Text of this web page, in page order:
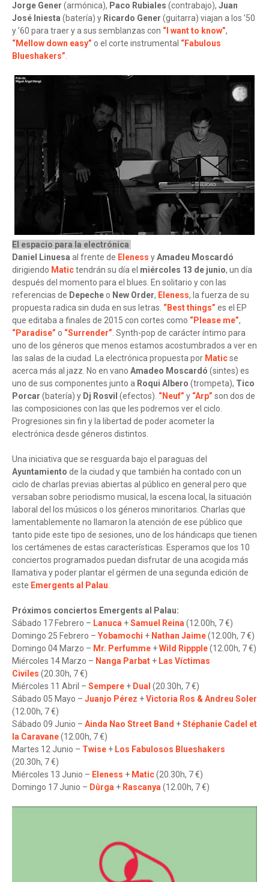
Jorge Gener (armónica), Paco Rubiales (contrabajo), Juan
José Iniesta (batería) y Ricardo Gener (guitarra) viajan a los ’50
y ’60 para traer y a sus semblanzas con “I want to know”,
“Mellow down easy” o el corte instrumental “Fabulous
Blueshakers”.
El espacio para la electrónica
Daniel Linuesa al frente de Eleness yAmadeu Moscardó
dirigiendo Matictendrán su día el miércoles 13 de junio, un día
después del momento para el blues. En solitario y con las
referencias de Depecheo New Order, Eleness, la fuerza de su
propuesta radica sin duda en sus letras. “Best things” es el EP
que editaba a finales de 2015 con cortes como “Please me”,
“Paradise” o “Surrender”. Synth-pop de carácter íntimo para
uno de los géneros que menos estamos acostumbrados a ver en
las salas de la ciudad. La electrónica propuesta por Maticse
acerca más al jazz. No en vano Amadeo Moscardó (sintes) es
uno de sus componentes junto a Roqui Albero (trompeta), Tico
Porcar (batería) y Dj Rosvil (efectos). “Neuf” y “Arp” son dos de
las composiciones con las que les podremos ver el ciclo.
Progresiones sin fin y la libertad de poder acometer la
electrónica desde géneros distintos.
Una iniciativa que se resguarda bajo el paraguas del
Ayuntamiento de la ciudad y que también ha contado con un
ciclo de charlas previas abiertas al público en general pero que
versaban sobre periodismo musical, la escena local, la situación
laboral del los músicos o los géneros minoritarios. Charlas que
lamentablemente no llamaron la atención de ese público que
tanto pide este tipo de sesiones, uno de los hándicaps que tienen
los certámenes de estas características. Esperamos que los 10
conciertos programados puedan disfrutar de una acogida más
llamativa y poder plantar el gérmen de una segunda edición de
este Emergents al Palau.
Próximos conciertos Emergents al Palau:
Sábado 17 Febrero – Lanuca +Samuel Reina(12.00h, 7 €)
Domingo 25 Febrero – Yobamochi + Nathan Jaime(12.00h, 7 €)
Domingo 04 Marzo – Mr. Perfumme +Wild Rippple(12.00h, 7 €)
Miércoles 14 Marzo – Nanga Parbat + Las Víctimas
Civiles (20.30h, 7 €)
Miércoles 11 Abril – Sempere + Dual (20.30h, 7 €)
Sábado 05 Mayo – Juanjo Pérez +Victoria Ros & Andreu Soler
(12.00h, 7 €)
Sábado 09 Junio – Ainda Nao Street Band +Stéphanie Cadel et
la Caravane(12.00h, 7 €)
Martes 12 Junio – Twise + Los Fabulosos Blueshakers
(20.30h, 7 €)
Miércoles 13 Junio – Eleness + Matic(20.30h, 7 €)
Domingo 17 Junio – Dûrga + Rascanya(12.00h, 7 €)